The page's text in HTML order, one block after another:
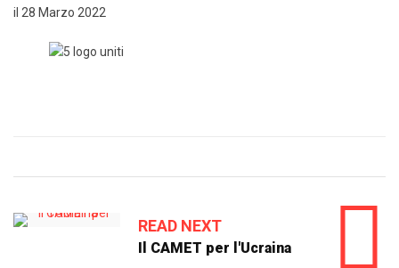
il 28 Marzo 2022
READ NEXT
Il CAMET per l'Ucraina